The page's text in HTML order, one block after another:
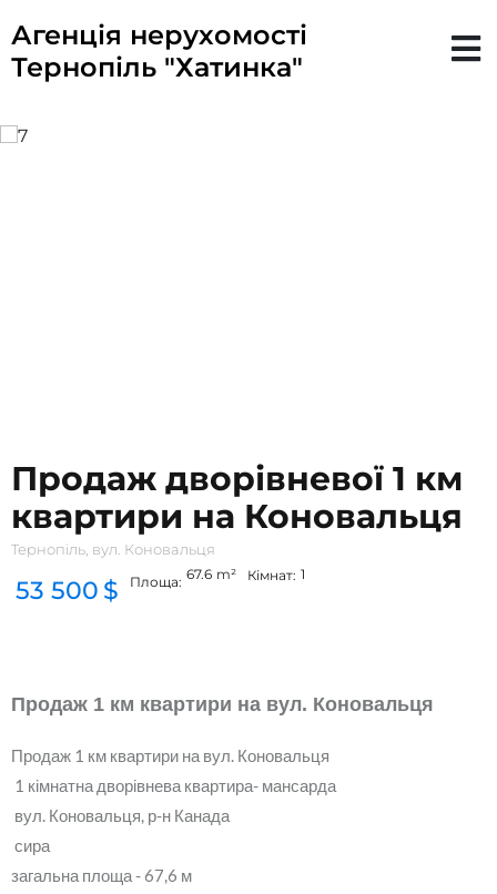
Агенція нерухомості
Тернопіль "Хатинка"
Продаж дворівневої 1 км
квартири на Коновальця
Тернопіль, вул. Коновальця
53 500 $ Площа: 67.6 m² Кімнат: 1
Продаж 1 км квартири на вул. Коновальця
Продаж 1 км квартири на вул. Коновальця
1 кімнатна дворівнева квартира- мансарда
вул. Коновальця, р-н Канада
сира
загальна площа - 67,6 м